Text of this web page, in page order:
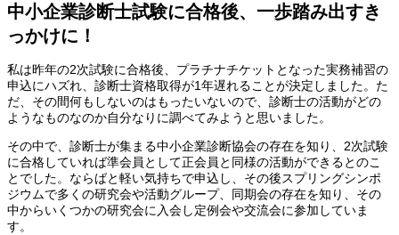
中小企業診断士試験に合格後、一歩踏み出すき
っかけに！
私は昨年の2次試験に合格後、プラチナチケットとなった実務補習の
申込にハズれ、診断士資格取得が1年遅れることが決定しました。た
だ、その間何もしないのはもったいないので、診断士の活動がどの
ようなものなのか自分なりに調べてみようと思いました。
その中で、診断士が集まる中小企業診断協会の存在を知り、2次試験
に合格していれば準会員として正会員と同様の活動ができるとのこ
とでした。ならばと軽い気持ちで申込し、その後スプリングシンポ
ジウムで多くの研究会や活動グループ、同期会の存在を知り、その
中からいくつかの研究会に入会し定例会や交流会に参加していま
す。